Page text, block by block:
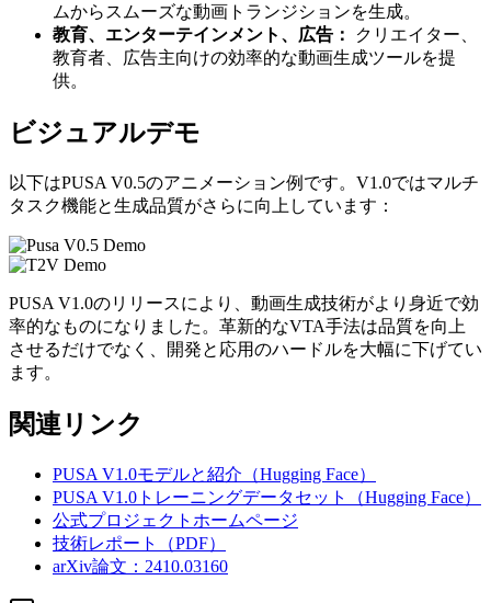
ムからスムーズな動画トランジションを生成。
教育、エンターテインメント、広告：
クリエイター、
教育者、広告主向けの効率的な動画生成ツールを提
供。
ビジュアルデモ
以下はPUSA V0.5のアニメーション例です。V1.0ではマルチ
タスク機能と生成品質がさらに向上しています：
PUSA V1.0のリリースにより、動画生成技術がより身近で効
率的なものになりました。革新的なVTA手法は品質を向上
させるだけでなく、開発と応用のハードルを大幅に下げてい
ます。
関連リンク
PUSA V1.0モデルと紹介（Hugging Face）
PUSA V1.0トレーニングデータセット（Hugging Face）
公式プロジェクトホームページ
技術レポート（PDF）
arXiv論文：2410.03160